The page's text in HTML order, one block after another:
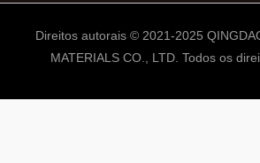
Direitos autorais © 2021-2025
MATERIALS CO., LTD. Todos os